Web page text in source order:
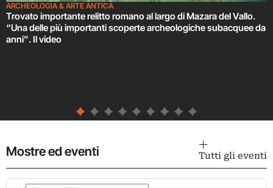
ARCHEOLOGIA & ARTE ANTICA
Trovato importante relitto romano al largo di Mazara del Vallo.
“Una delle più importanti scoperte archeologiche subacquee da
anni”. Il video
Mostre ed eventi Tutti gli eventi